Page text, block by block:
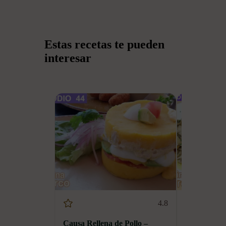
Estas recetas te pueden
interesar
4.8
Causa Rellena de Pollo –